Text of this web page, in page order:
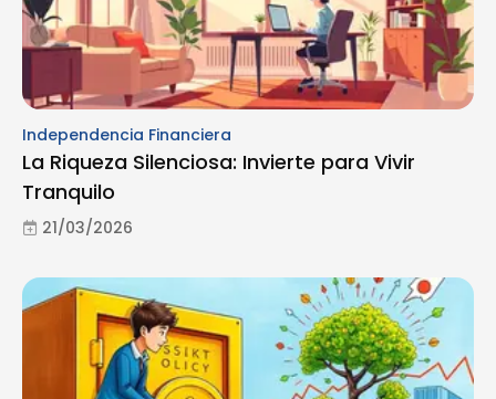
Independencia Financiera
La Riqueza Silenciosa: Invierte para Vivir
Tranquilo
21/03/2026